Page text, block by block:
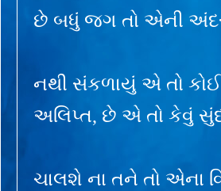
છે બધું જગ તો એની
નથી સંકળાયું એ તો
અલિપ્ત, છે એ તો કેવું
ચાલશે ના તને તો એના